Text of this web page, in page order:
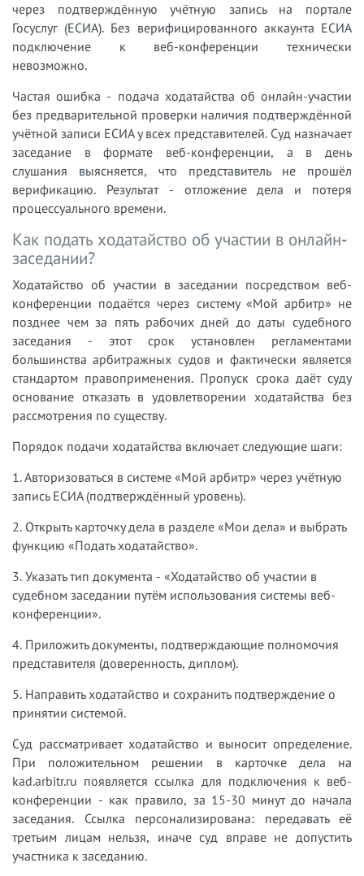
через подтверждённую учётную запись на портале
Госуслуг (ЕСИА). Без верифицированного аккаунта ЕСИА
подключение к веб-конференции технически
невозможно.
Частая ошибка - подача ходатайства об онлайн-участии
без предварительной проверки наличия подтверждённой
учётной записи ЕСИА у всех представителей. Суд назначает
заседание в формате веб-конференции, а в день
слушания выясняется, что представитель не прошёл
верификацию. Результат - отложение дела и потеря
процессуального времени.
Как подать ходатайство об участии в онлайн-
заседании?
Ходатайство об участии в заседании посредством веб-
конференции подаётся через систему «Мой арбитр» не
позднее чем за пять рабочих дней до даты судебного
заседания - этот срок установлен регламентами
большинства арбитражных судов и фактически является
стандартом правоприменения. Пропуск срока даёт суду
основание отказать в удовлетворении ходатайства без
рассмотрения по существу.
Порядок подачи ходатайства включает следующие шаги:
1. Авторизоваться в системе «Мой арбитр» через учётную
запись ЕСИА (подтверждённый уровень).
2. Открыть карточку дела в разделе «Мои дела» и выбрать
функцию «Подать ходатайство».
3. Указать тип документа - «Ходатайство об участии в
судебном заседании путём использования системы веб-
конференции».
4. Приложить документы, подтверждающие полномочия
представителя (доверенность, диплом).
5. Направить ходатайство и сохранить подтверждение о
принятии системой.
Суд рассматривает ходатайство и выносит определение.
При положительном решении в карточке дела на
kad.arbitr.ru появляется ссылка для подключения к веб-
конференции - как правило, за 15-30 минут до начала
заседания. Ссылка персонализирована: передавать её
третьим лицам нельзя, иначе суд вправе не допустить
участника к заседанию.